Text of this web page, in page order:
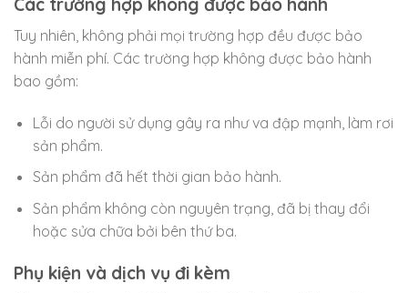
Các trường hợp không được bảo hành
Tuy nhiên, không phải mọi trường hợp đều được bảo
hành miễn phí. Các trường hợp không được bảo hành
bao gồm:
Lỗi do người sử dụng gây ra như va đập mạnh, làm rơi
sản phẩm.
Sản phẩm đã hết thời gian bảo hành.
Sản phẩm không còn nguyên trạng, đã bị thay đổi
hoặc sửa chữa bởi bên thứ ba.
Phụ kiện và dịch vụ đi kèm